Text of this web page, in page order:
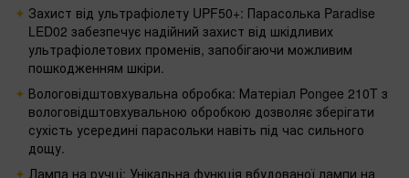
Захист від ультрафіолету UPF50+: Парасолька Paradise
LED02 забезпечує надійний захист від шкідливих
ультрафіолетових променів, запобігаючи можливим
пошкодженням шкіри.
Вологовідштовхувальна обробка: Матеріал Pongee 210T з
вологовідштовхувальною обробкою дозволяє зберігати
сухість усередині парасольки навіть під час сильного
дощу.
Лампа на ручці: Унікальна функція вбудованої лампи на